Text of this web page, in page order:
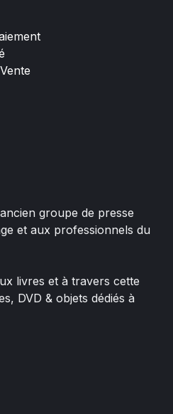
groupe de presse
et aux professionnels du
livres et à travers cette
DVD & objets dédiés à